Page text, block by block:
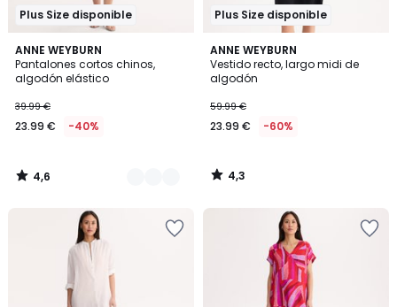
Plus Size disponible
ANNE WEYBURN
Pantalones cortos chinos,
algodón elástico
€
en
de
39.99
descuento
aplicado.
39.99 €
23.99 € -40%
4,6
/ 5
2
Colores
4,6
/
Plus Size disponible
ANNE WEYBURN
Vestido recto, largo midi de
algodón
59.99 €
23.99 € -60%
4,3
/ 5
4,3
/